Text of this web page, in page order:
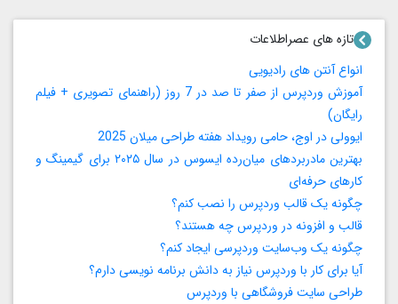
تازه های عصراطلاعات
انواع آنتن های رادیویی
آموزش وردپرس از صفر تا صد در 7 روز (راهنمای تصویری + فیلم
رایگان)
ایوولی در اوج، حامی رویداد هفته طراحی میلان 2025
بهترین مادربردهای میان‌رده ایسوس در سال ۲۰۲۵ برای گیمینگ و
کارهای حرفه‌ای
چگونه یک قالب وردپرس را نصب کنم؟
قالب و افزونه در وردپرس چه هستند؟
چگونه یک وب‌سایت وردپرسی ایجاد کنم؟
آیا برای کار با وردپرس نیاز به دانش برنامه‌ نویسی دارم؟
طراحی سایت فروشگاهی با وردپرس